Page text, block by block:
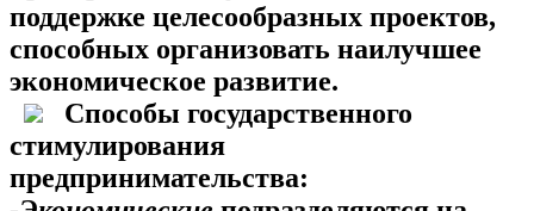
поддержке целесообразных проектов,
способных организовать наилучшее
экономическое развитие.
Способы государственного
стимулирования
предпринимательства: